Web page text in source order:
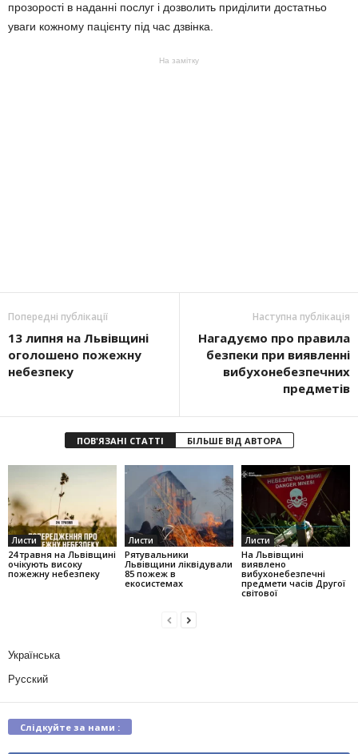
прозорості в наданні послуг і дозволить приділити достатньо
уваги кожному пацієнту під час дзвінка.
На замітку
Попередні публікації
13 липня на Львівщині
оголошено пожежну
небезпеку
Наступна публікація
Нагадуємо про правила
безпеки при виявленні
вибухонебезпечних
предметів
ПОВ'ЯЗАНІ СТАТТІ БІЛЬШЕ ВІД АВТОРА
Листи
24 травня на Львівщині
очікують високу
пожежну небезпеку
Листи
Рятувальники
Львівщини ліквідували
85 пожеж в
екосистемах
Листи
На Львівщині
виявлено
вибухонебезпечні
предмети часів Другої
світової
Українська
Русский
Слідкуйте за нами :